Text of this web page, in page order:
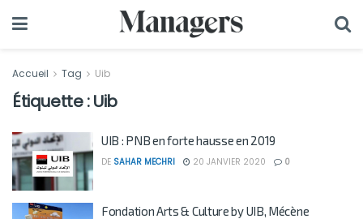
Accueil Tag Uib
Étiquette :Uib
UIB : PNB en forte hausse en 2019
DE SAHAR MECHRI 20 JANVIER 2020 0
Fondation Arts & Culture by UIB, Mécène